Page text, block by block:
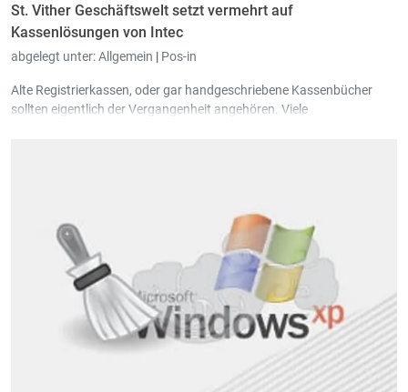
St. Vither Geschäftswelt setzt vermehrt auf
Kassenlösungen von Intec
abgelegt unter:Allgemein | Pos-in
Alte Registrierkassen, oder gar handgeschriebene Kassenbücher
sollten eigentlich der Vergangenheit angehören. Viele